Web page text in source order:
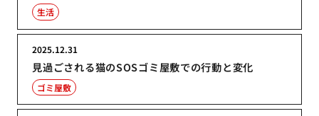
生活
見過ごされる猫のSOSゴミ屋敷での行動と変化
2025.12.31
ゴミ屋敷